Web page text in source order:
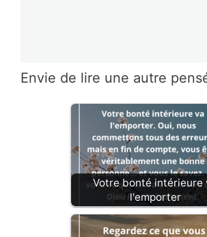
Envie de lire une autre
Votre bonté intérieure
l'emporter